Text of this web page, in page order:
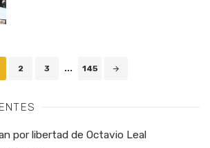
2 3 ... 145
por libertad de Octavio Leal